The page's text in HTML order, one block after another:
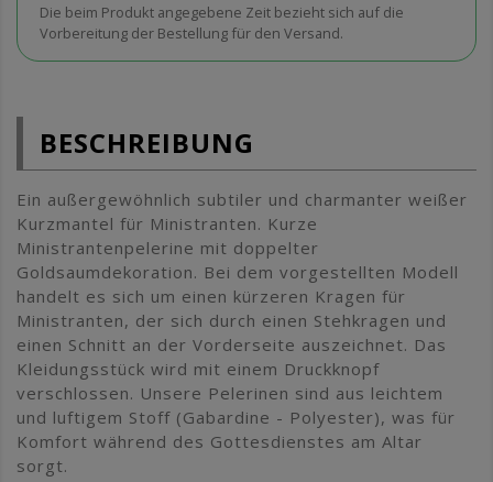
Die beim Produkt angegebene Zeit bezieht sich auf die
Vorbereitung der Bestellung für den Versand.
BESCHREIBUNG
Ein außergewöhnlich subtiler und charmanter weißer
Kurzmantel für Ministranten. Kurze
Ministrantenpelerine mit doppelter
Goldsaumdekoration. Bei dem vorgestellten Modell
handelt es sich um einen kürzeren Kragen für
Ministranten, der sich durch einen Stehkragen und
einen Schnitt an der Vorderseite auszeichnet. Das
Kleidungsstück wird mit einem Druckknopf
verschlossen. Unsere Pelerinen sind aus leichtem
und luftigem Stoff (Gabardine - Polyester), was für
Komfort während des Gottesdienstes am Altar
sorgt.